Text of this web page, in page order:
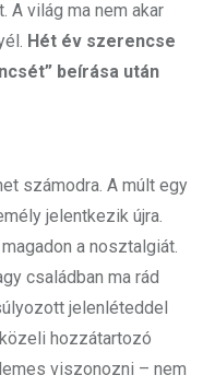
A világ ma nem akar
Hét év szerencse
beírása után
számodra. A múlt egy
jelentkezik újra.
a nosztalgiát.
családban ma rád
jelenléteddel
hozzátartozó
viszonozni – nem